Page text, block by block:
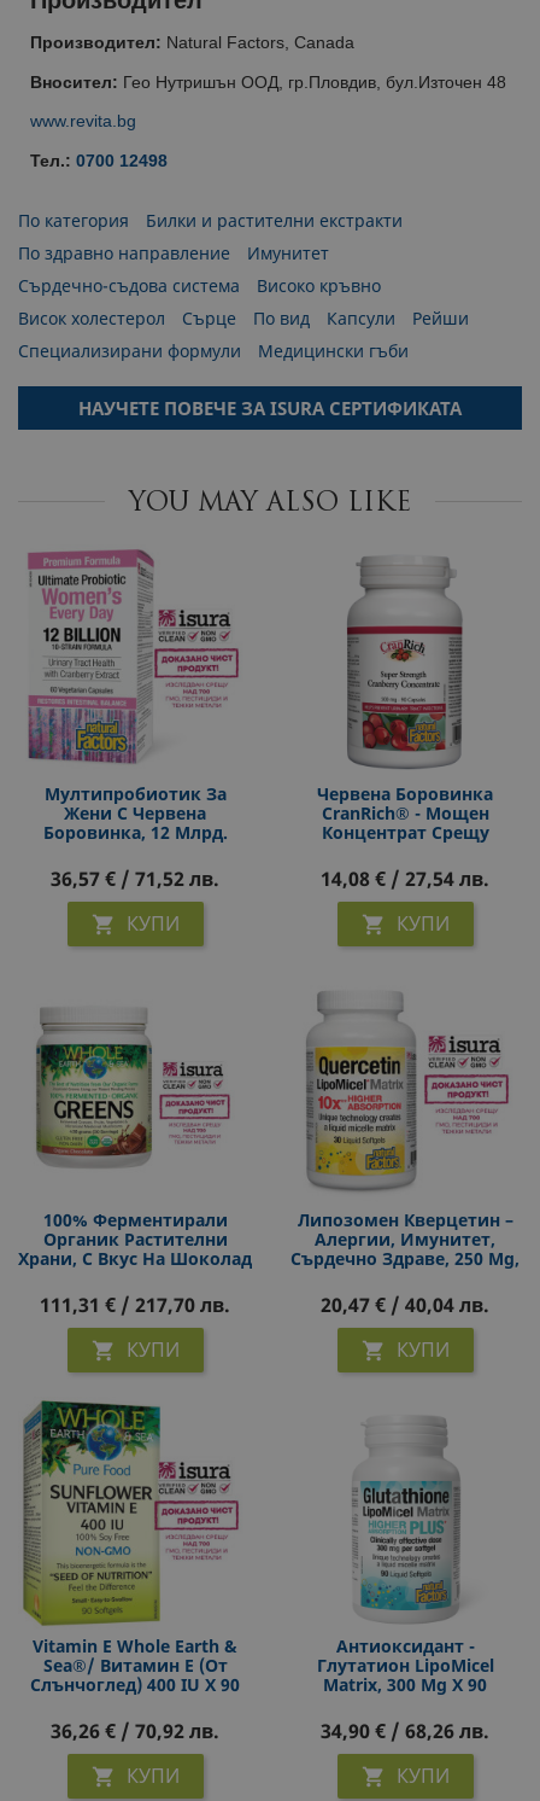
Производител: Natural Factors, Canada
Вносител: Гео Нутришън ООД, гр.Пловдив, бул.Източен 48
www.revita.bg
Тел.: 0700 12498
По категория
Билки и растителни екстракти
По здравно направление
Имунитет
Сърдечно-съдова система
Високо кръвно
Висок холестерол
Сърце По вид Капсули
Рейши
Специализирани формули
Медицински гъби
НАУЧЕТЕ ПОВЕЧЕ ЗА ISURA СЕРТИФИКАТА
YOU MAY ALSO LIKE
Мултипробиотик За
Жени С Червена
Боровинка, 12 Млрд.
Капсули
36,57 € / 71,52 лв.
 КУПИ
Червена Боровинка
CranRich® - Мощен
Концентрат Срещу
Капсули
14,08 € / 27,54 лв.
 КУПИ
100% Ферментирали
Органик Растителни
Храни, С Вкус На Шоколад
Прах
111,31 € / 217,70 лв.
 КУПИ
Липозомен Кверцетин –
Алергии, Имунитет,
Сърдечно Здраве, 250 Mg,
20,47 € / 40,04 лв.
 КУПИ
Vitamin E Whole Earth &
Sea®/ Витамин Е (oт
Слънчоглед) 400 IU X 90
36,26 € / 70,92 лв.
 КУПИ
Антиоксидант -
Глутатион LipoMicel
Matrix, 300 Mg X 90
34,90 € / 68,26 лв.
 КУПИ